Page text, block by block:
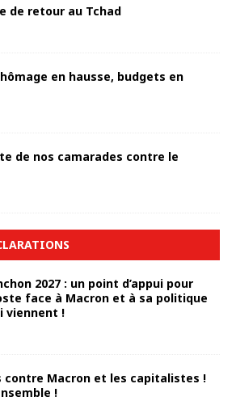
de retour au Tchad
en hausse, budgets en
de nos camarades contre le
2027 : un point d’appui pour
face à Macron et à sa politique
viennent !
contre Macron et les capitalistes !
!